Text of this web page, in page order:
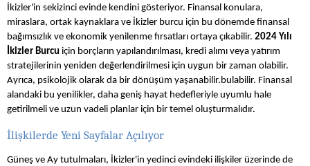
İkizler'in sekizinci evinde kendini gösteriyor. Finansal konulara,
miraslara, ortak kaynaklara ve İkizler burcu için bu dönemde finansal
bağımsızlık ve ekonomik yenilenme fırsatları ortaya çıkabilir. 2024 Yılı
İkizler Burcu için borçların yapılandırılması, kredi alımı veya yatırım
stratejilerinin yeniden değerlendirilmesi için uygun bir zaman olabilir.
Ayrıca, psikolojik olarak da bir dönüşüm yaşanabilir.bulabilir. Finansal
alandaki bu yenilikler, daha geniş hayat hedefleriyle uyumlu hale
getirilmeli ve uzun vadeli planlar için bir temel oluşturmalıdır.
İlişkilerde Yeni Sayfalar Açılıyor
Güneş ve Ay tutulmaları, İkizler'in yedinci evindeki ilişkiler üzerinde de